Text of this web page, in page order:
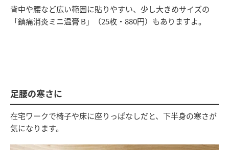
背中や腰など広い範囲に貼りやすい、少し大きめサイズの
「鎮痛消炎ミニ温膏 B」（25枚・880円）もありますよ。
足腰の寒さに
在宅ワークで椅子や床に座りっぱなしだと、下半身の寒さが
気になります。